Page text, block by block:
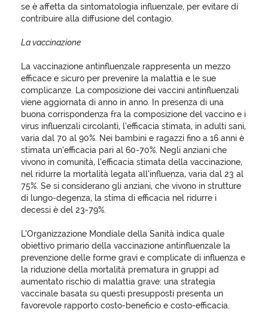
se è affetta da sintomatologia influenzale, per evitare di
contribuire alla diffusione del contagio.
La vaccinazione
La vaccinazione antinfluenzale rappresenta un mezzo
efficace e sicuro per prevenire la malattia e le sue
complicanze. La composizione dei vaccini antinfluenzali
viene aggiornata di anno in anno. In presenza di una
buona corrispondenza fra la composizione del vaccino e i
virus influenzali circolanti, l’efficacia stimata, in adulti sani,
varia dal 70 al 90%. Nei bambini e ragazzi fino a 16 anni è
stimata un’efficacia pari al 60-70%. Negli anziani che
vivono in comunità, l’efficacia stimata della vaccinazione,
nel ridurre la mortalità legata all’influenza, varia dal 23 al
75%. Se si considerano gli anziani, che vivono in strutture
di lungo-degenza, la stima di efficacia nel ridurre i
decessi è del 23-79%.
L’Organizzazione Mondiale della Sanità indica quale
obiettivo primario della vaccinazione antinfluenzale la
prevenzione delle forme gravi e complicate di influenza e
la riduzione della mortalità prematura in gruppi ad
aumentato rischio di malattia grave: una strategia
vaccinale basata su questi presupposti presenta un
favorevole rapporto costo-beneficio e costo-efficacia.